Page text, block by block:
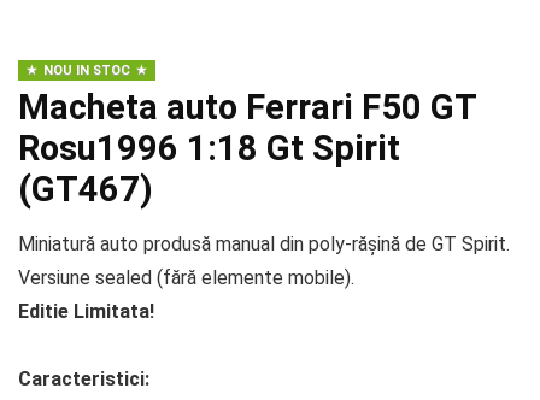
NOU IN STOC
Macheta auto Ferrari F50 GT
Rosu1996 1:18 Gt Spirit
(GT467)
Miniatură auto produsă manual din poly-rășină de GT Spirit.
Versiune sealed (fără elemente mobile).
Editie Limitata!
Caracteristici: